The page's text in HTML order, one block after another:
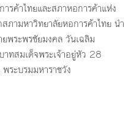
รค้าไทยและสภาหอการค้าแห่ง
ภามหาวิทยาลัยหอการค้าไทย นำ
พระพรชัยมงคล วันเฉลิม
ทสมเด็จพระเจ้าอยู่หัว 28
ะบรมมหาราชวัง